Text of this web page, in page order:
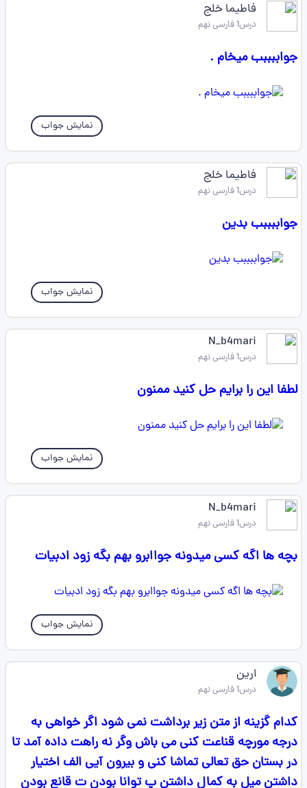
فاطیما خلج
درس1 فارسی نهم
جواببببب میخام .
نمایش جواب
فاطیما خلج
درس1 فارسی نهم
جواببببب بدین
نمایش جواب
N_b4mari
درس1 فارسی نهم
لطفا این را برایم حل کنید ممنون
نمایش جواب
N_b4mari
درس1 فارسی نهم
بچه ها اگه کسی میدونه جواابرو بهم بگه زود ادبیات
نمایش جواب
ارین
درس1 فارسی نهم
کدام گزینه از متن زیر برداشت نمی شود اگر خواهی به
درجه مورچه قناعت کنی می باش وگر نه راهت داده آمد تا
در بستان حق تعالی تماشا کنی و بیرون آیی الف اختیار
داشتن میل به کمال داشتن پ توانا بودن ت قانع بودن